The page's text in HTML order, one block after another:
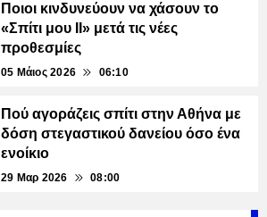
Ποιοι κινδυνεύουν να χάσουν το
«Σπίτι μου ΙΙ» μετά τις νέες
προθεσμίες
05 Μάιος 2026 06:10
Πού αγοράζεις σπίτι στην Αθήνα με
δόση στεγαστικού δανείου όσο ένα
ενοίκιο
29 Μαρ 2026 08:00